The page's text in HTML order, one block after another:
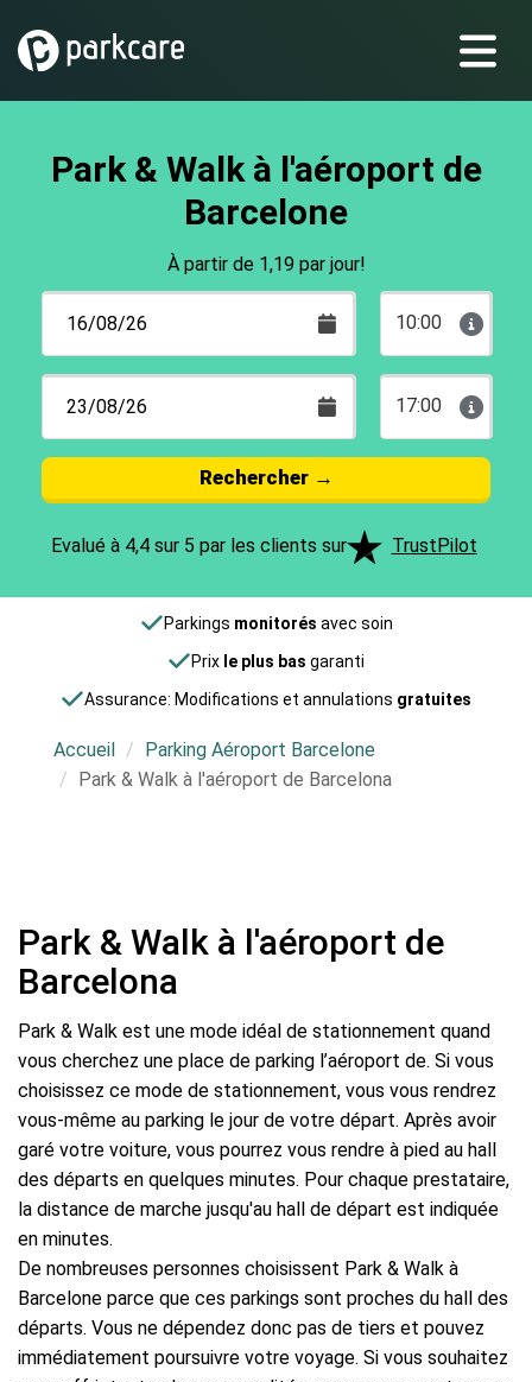
Park & Walk à l'aéroport de
Barcelone
À partir de 1,19 par jour!
10:00
17:00
Rechercher→
Evalué à 4,4 sur 5 par les clients sur TrustPilot
Parkings monitorés avec soin
Prix le plus bas garanti
Assurance: Modifications et annulations gratuites
Accueil
Parking Aéroport Barcelone
Park & Walk à l'aéroport de Barcelona
Park & Walk à l'aéroport de
Barcelona
Park & Walk est une mode idéal de stationnement quand
vous cherchez une place de parking l’aéroport de. Si vous
choisissez ce mode de stationnement, vous vous rendrez
vous-même au parking le jour de votre départ. Après avoir
garé votre voiture, vous pourrez vous rendre à pied au hall
des départs en quelques minutes. Pour chaque prestataire,
la distance de marche jusqu'au hall de départ est indiquée
en minutes.
De nombreuses personnes choisissent Park & Walk à
Barcelone parce que ces parkings sont proches du hall des
départs. Vous ne dépendez donc pas de tiers et pouvez
immédiatement poursuivre votre voyage. Si vous souhaitez